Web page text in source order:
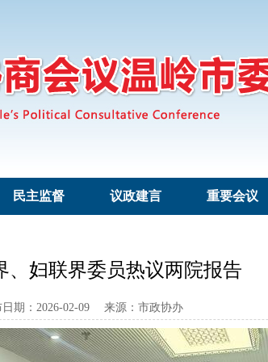
民主监督 议政建言 重要会议
、妇联界委员热议两院报告
日期：2026-02-09 来源：市政协办